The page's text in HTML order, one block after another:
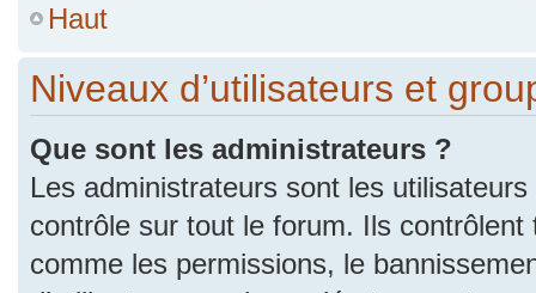
Haut
Niveaux d’utilisateurs et
Que sont les administrateurs ?
Les administrateurs sont les
contrôle sur tout le forum. Ils
comme les permissions, le